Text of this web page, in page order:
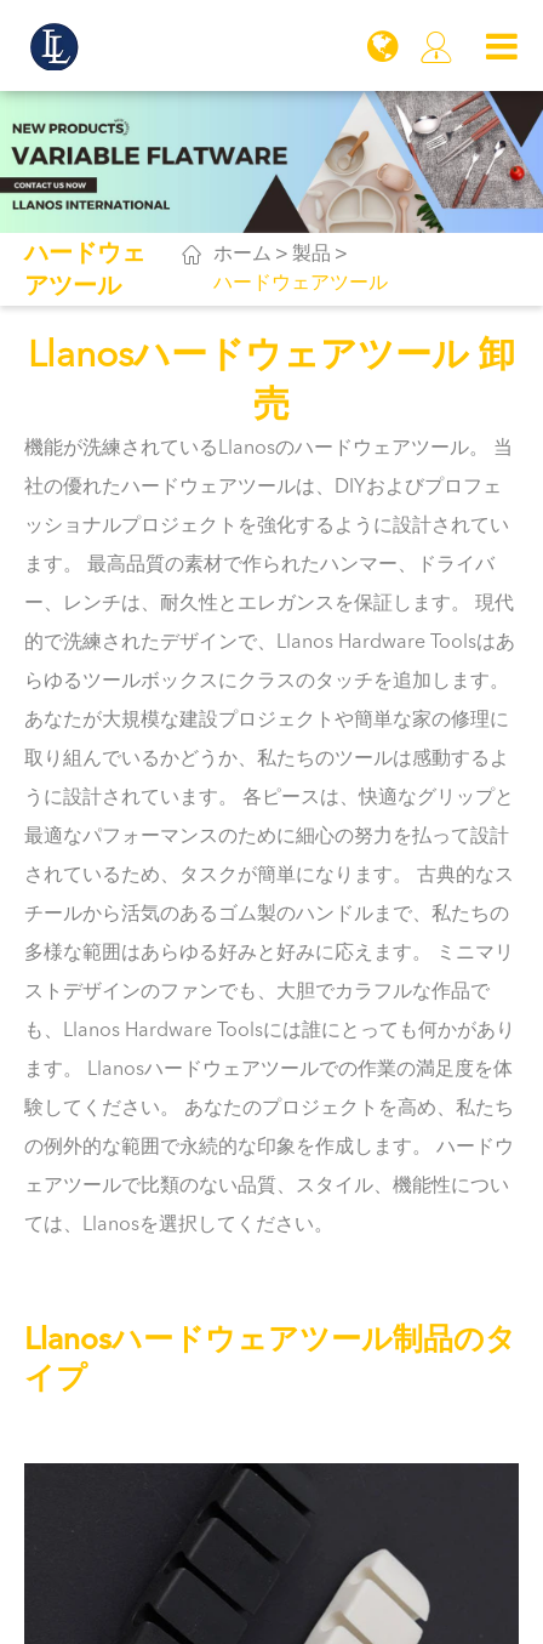

ハードウェ
アツール
 ホーム
製品
ハードウェアツール
Llanosハードウェアツール 卸
売
機能が洗練されているLlanosのハードウェアツール。 当
社の優れたハードウェアツールは、DIYおよびプロフェ
ッショナルプロジェクトを強化するように設計されてい
ます。 最高品質の素材で作られたハンマー、ドライバ
ー、レンチは、耐久性とエレガンスを保証します。 現代
的で洗練されたデザインで、Llanos Hardware Toolsはあ
らゆるツールボックスにクラスのタッチを追加します。
あなたが大規模な建設プロジェクトや簡単な家の修理に
取り組んでいるかどうか、私たちのツールは感動するよ
うに設計されています。 各ピースは、快適なグリップと
最適なパフォーマンスのために細心の努力を払って設計
されているため、タスクが簡単になります。 古典的なス
チールから活気のあるゴム製のハンドルまで、私たちの
多様な範囲はあらゆる好みと好みに応えます。 ミニマリ
ストデザインのファンでも、大胆でカラフルな作品で
も、Llanos Hardware Toolsには誰にとっても何かがあり
ます。 Llanosハードウェアツールでの作業の満足度を体
験してください。 あなたのプロジェクトを高め、私たち
の例外的な範囲で永続的な印象を作成します。 ハードウ
ェアツールで比類のない品質、スタイル、機能性につい
ては、Llanosを選択してください。
Llanosハードウェアツール制品のタ
イプ